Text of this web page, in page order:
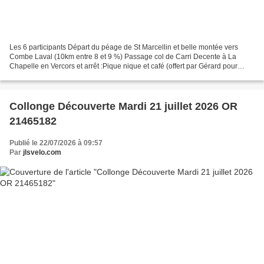
Les 6 participants Départ du péage de St Marcellin et belle montée vers
Combe Laval (10km entre 8 et 9 %) Passage col de Carri Decente à La
Chapelle en Vercors et arrêt :Pique nique et café (offert par Gérard pour
Collonge Découverte Mardi 21 juillet 2026 OR
21465182
Publié le 22/07/2026 à 09:57
Par jlsvelo.com